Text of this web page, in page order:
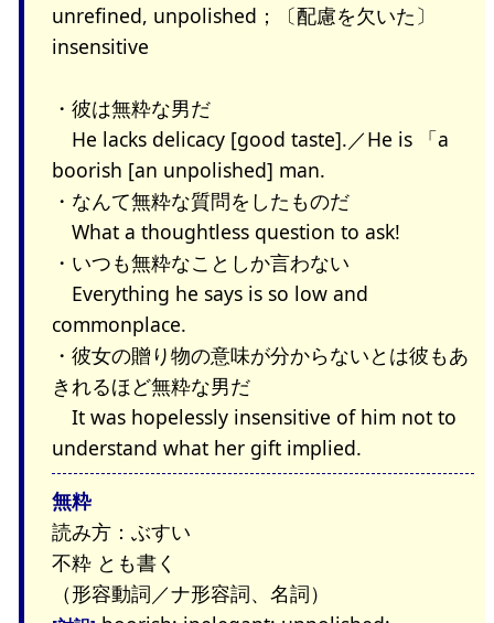
unrefined, unpolished；〔配慮を欠いた〕
insensitive
・彼は無粋な男だ
He lacks delicacy [good taste].／He is 「a
boorish [an unpolished] man.
・なんて無粋な質問をしたものだ
What a thoughtless question to ask!
・いつも無粋なことしか言わない
Everything he says is so low and
commonplace.
・彼女の贈り物の意味が分からないとは彼もあ
きれるほど無粋な男だ
It was hopelessly insensitive of him not to
understand what her gift implied.
無粋
読み方：ぶすい
不粋 とも書く
（形容動詞／ナ形容詞、名詞）